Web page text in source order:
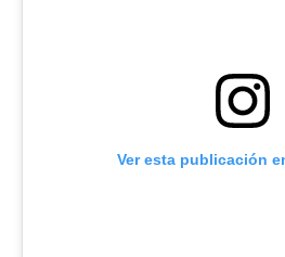
Ver esta publicación